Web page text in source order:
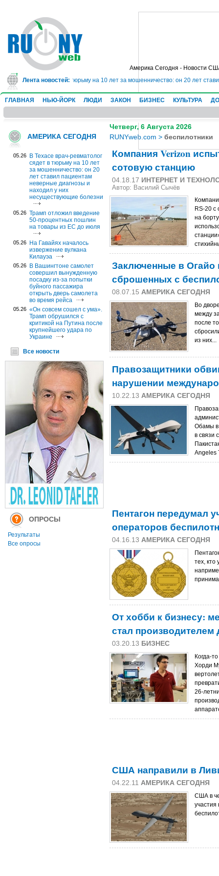
Америка Сегодня - Новости
Лента новостей:
ревматолог сядет в тюрьму на 10 лет за мошенничество: он 20 лет
ГЛАВНАЯ НЬЮ-ЙОРК ЛЮДИ ЗАКОН БИЗНЕС КУЛЬТУРА
АМЕРИКА СЕГОДНЯ
05.26
В Техасе врач-ревматолог
сядет в тюрьму на 10 лет
за мошенничество: он 20
лет ставил пациентам
неверные диагнозы и
находил у них
несуществующие болезни
05.26 Трамп отложил введение
50-процентных пошлин
на товары из ЕС до июля
05.26
На Гавайях началось
извержение вулкана
Килауэа
05.26
В Вашингтоне самолет
совершил вынужденную
посадку из-за попытки
буйного пассажира
открыть дверь самолета
во время рейса
05.26 «Он совсем сошел с ума».
Трамп обрушился с
критикой на Путина после
крупнейшего удара по
Украине
Все новости
ОПРОСЫ
Результаты
Все опросы
Четверг, 6 Августа 2026
RUNYweb.com > беспилотники
Компания Verizon
сотовую станцию
04.18.17 ИНТЕРНЕТ И
Автор: Василий Сычёв
RS-20 с
на
Заключенные в Огайо
сброшенных с
08.07.15 АМЕРИКА СЕГОДНЯ
Во
между
после
из них...
Правозащитники
нарушении
10.22.13 АМЕРИКА СЕГОДНЯ
Обамы в
в связи
Angeles
Пентагон передумал
операторов
04.16.13 АМЕРИКА СЕГОДНЯ
тех, кто
От хобби к бизнесу:
стал производителем
03.20.13 БИЗНЕС
Когда-
Хорди
26-
США направили в
04.22.11 АМЕРИКА СЕГОДНЯ
США в
участия